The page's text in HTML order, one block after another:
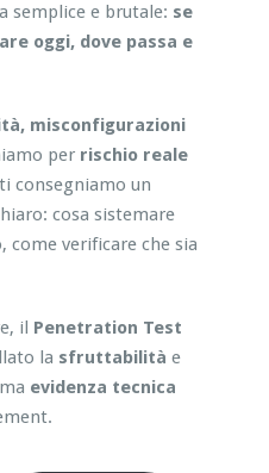
semplice e brutale: se
oggi, dove passa e
misconfigurazioni
per rischio reale
consegniamo un
cosa sistemare
come verificare che sia
il Penetration Test
la sfruttabilità e
evidenza tecnica